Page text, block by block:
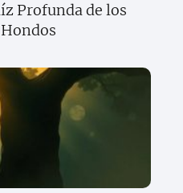
Profunda de los